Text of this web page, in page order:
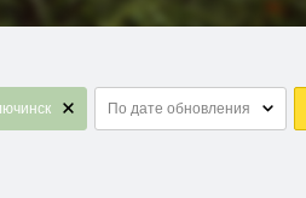
По дате обновления